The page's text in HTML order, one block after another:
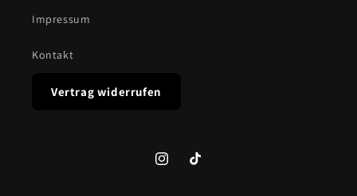
Impressum
Kontakt
Vertrag widerrufen
InstagramTikTok